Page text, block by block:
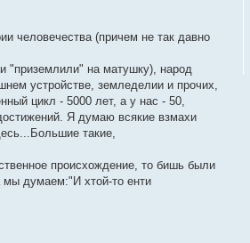
человечества (причем не так давно
"приземлили" на матушку), народ
устройстве, земледелии и прочих,
цикл - 5000 лет, а у нас - 50,
Я думаю всякие взмахи
такие,
происхождение, то бишь были
мы думаем:"И хтой-то енти